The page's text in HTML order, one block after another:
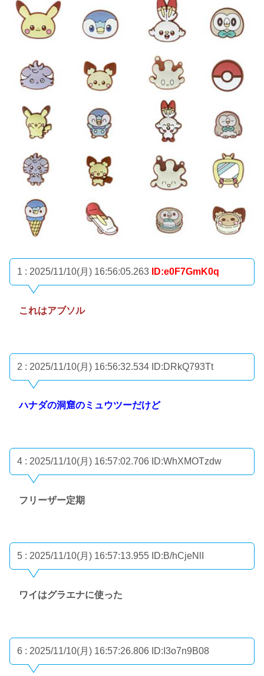
1 : 2025/11/10(月) 16:56:05.263 ID:e0F7GmK0q
これはアブソル
2 : 2025/11/10(月) 16:56:32.534 ID:DRkQ793Tt
ハナダの洞窟のミュウツーだけど
4 : 2025/11/10(月) 16:57:02.706 ID:WhXMOTzdw
フリーザー定期
5 : 2025/11/10(月) 16:57:13.955 ID:B/hCjeNlI
ワイはグラエナに使った
6 : 2025/11/10(月) 16:57:26.806 ID:I3o7n9B08